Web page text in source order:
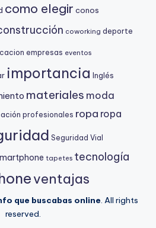
como elegir conos
coworking deporte
empresas eventos
importancia Inglés
materiales moda
profesionales ropa ropa
Seguridad Vial
tapetes tecnología
ventajas
que buscabas online. All rights
reserved.